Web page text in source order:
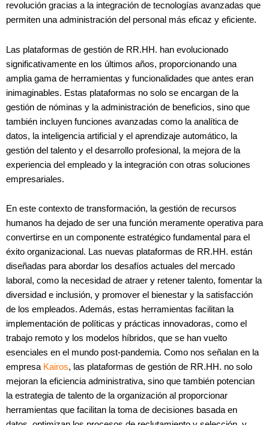
revolución gracias a la integración de tecnologías avanzadas que
permiten una administración del personal más eficaz y eficiente.
Las plataformas de gestión de RR.HH. han evolucionado
significativamente en los últimos años, proporcionando una
amplia gama de herramientas y funcionalidades que antes eran
inimaginables. Estas plataformas no solo se encargan de la
gestión de nóminas y la administración de beneficios, sino que
también incluyen funciones avanzadas como la analítica de
datos, la inteligencia artificial y el aprendizaje automático, la
gestión del talento y el desarrollo profesional, la mejora de la
experiencia del empleado y la integración con otras soluciones
empresariales.
En este contexto de transformación, la gestión de recursos
humanos ha dejado de ser una función meramente operativa para
convertirse en un componente estratégico fundamental para el
éxito organizacional. Las nuevas plataformas de RR.HH. están
diseñadas para abordar los desafíos actuales del mercado
laboral, como la necesidad de atraer y retener talento, fomentar la
diversidad e inclusión, y promover el bienestar y la satisfacción
de los empleados. Además, estas herramientas facilitan la
implementación de políticas y prácticas innovadoras, como el
trabajo remoto y los modelos híbridos, que se han vuelto
esenciales en el mundo post-pandemia. Como nos señalan en la
empresa Kairos, las plataformas de gestión de RR.HH. no solo
mejoran la eficiencia administrativa, sino que también potencian
la estrategia de talento de la organización al proporcionar
herramientas que facilitan la toma de decisiones basada en